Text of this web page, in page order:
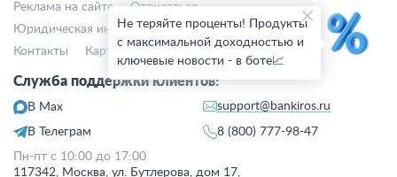
Реклама на сайте
Отписаться
Юридическая информация
Персональные данные
Контакты
Карта сайта Деятельность в IT
Служба поддержки клиентов:
В Max
В Телеграм
support@bankiros.ru
8 (800) 777-98-47
Пн-пт с 10:00 до 17:00
117342, Москва, ул. Бутлерова, дом 17,
Не теряйте проценты! Продукты
с максимальной доходностью и
ключевые новости - в боте📈